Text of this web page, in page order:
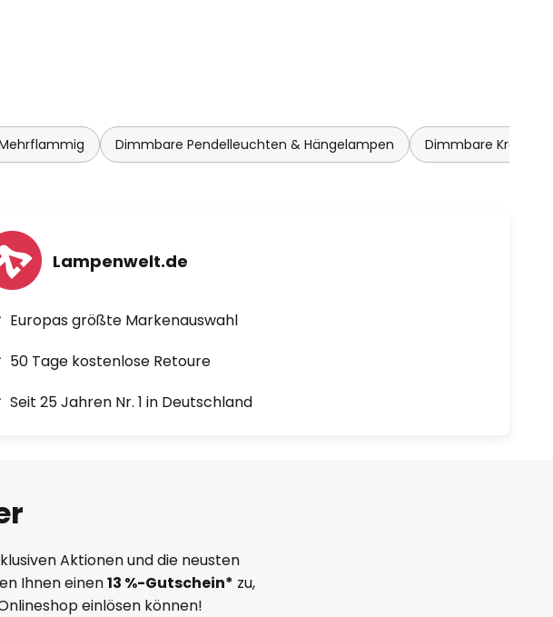
Dimmbare Pendelleuchten & Hängelampen Dimmbare
Lampenwelt.de
Europas größte Markenauswahl
50 Tage kostenlose Retoure
Seit 25 Jahren Nr. 1 in Deutschland
Aktionen und die neusten
Ihnen einen13 %-Gutschein* zu,
einlösen können!